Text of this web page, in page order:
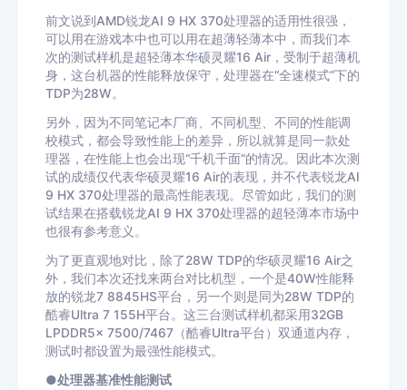
前文说到AMD锐龙AI 9 HX 370处理器的适用性很强，
可以用在游戏本中也可以用在超薄轻薄本中，而我们本
次的测试样机是超轻薄本华硕灵耀16 Air，受制于超薄机
身，这台机器的性能释放保守，处理器在“全速模式”下的
TDP为28W。
另外，因为不同笔记本厂商、不同机型、不同的性能调
校模式，都会导致性能上的差异，所以就算是同一款处
理器，在性能上也会出现“千机千面”的情况。因此本次测
试的成绩仅代表华硕灵耀16 Air的表现，并不代表锐龙AI
9 HX 370处理器的最高性能表现。尽管如此，我们的测
试结果在搭载锐龙AI 9 HX 370处理器的超轻薄本市场中
也很有参考意义。
为了更直观地对比，除了28W TDP的华硕灵耀16 Air之
外，我们本次还找来两台对比机型，一个是40W性能释
放的锐龙7 8845HS平台，另一个则是同为28W TDP的
酷睿Ultra 7 155H平台。这三台测试样机都采用32GB
LPDDR5x 7500/7467（酷睿Ultra平台）双通道内存，
测试时都设置为最强性能模式。
●处理器基准性能测试